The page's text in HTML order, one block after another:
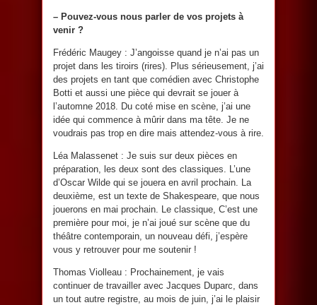
– Pouvez-vous nous parler de vos projets à
venir ?
Frédéric Maugey : J’angoisse quand je n’ai pas un
projet dans les tiroirs (rires). Plus sérieusement, j’ai
des projets en tant que comédien avec Christophe
Botti et aussi une pièce qui devrait se jouer à
l’automne 2018. Du coté mise en scène, j’ai une
idée qui commence à mûrir dans ma tête. Je ne
voudrais pas trop en dire mais attendez-vous à rire.
Léa Malassenet : Je suis sur deux pièces en
préparation, les deux sont des classiques. L’une
d’Oscar Wilde qui se jouera en avril prochain. La
deuxième, est un texte de Shakespeare, que nous
jouerons en mai prochain. Le classique, C’est une
première pour moi, je n’ai joué sur scène que du
théâtre contemporain, un nouveau défi, j’espère
vous y retrouver pour me soutenir !
Thomas Violleau : Prochainement, je vais
continuer de travailler avec Jacques Duparc, dans
un tout autre registre, au mois de juin, j’ai le plaisir